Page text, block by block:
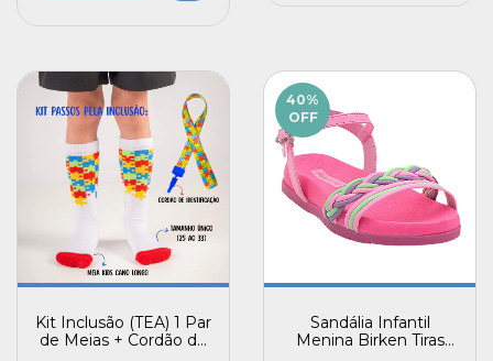
Kit Inclusão (TEA) 1 Par
de Meias + Cordão de
40%
OFF
Sandália Infantil
Menina Birken Tiras